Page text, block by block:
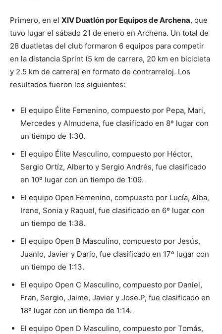
Primero, en el XIV Duatlón por Equipos de Archena, que
tuvo lugar el sábado 21 de enero en Archena. Un total de
28 duatletas del club formaron 6 equipos para competir
en la distancia Sprint (5 km de carrera, 20 km en bicicleta
y 2.5 km de carrera) en formato de contrarreloj. Los
resultados fueron los siguientes:
El equipo Élite Femenino, compuesto por Pepa, Mari,
Mercedes y Almudena, fue clasificado en 8º lugar con
un tiempo de 1:30.
El equipo Élite Masculino, compuesto por Héctor,
Sergio Ortíz, Alberto y Sergio Andrés, fue clasificado
en 10º lugar con un tiempo de 1:09.
El equipo Open Femenino, compuesto por Lucía, Alba,
Irene, Sonia y Raquel, fue clasificado en 6º lugar con
un tiempo de 1:38.
El equipo Open B Masculino, compuesto por Jesús,
Juanlo, Javier y Dario, fue clasificado en 17º lugar con
un tiempo de 1:13.
El equipo Open C Masculino, compuesto por Daniel,
Fran, Sergio, Jaime, Javier y Jose.P, fue clasificado en
18º lugar con un tiempo de 1:14.
El equipo Open D Masculino, compuesto por Tomás,